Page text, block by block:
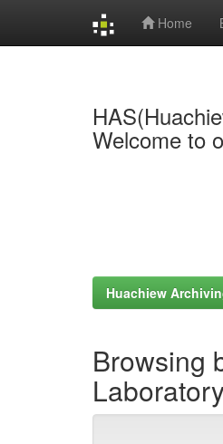
Home
Welcome to
Huachiew
Browsing